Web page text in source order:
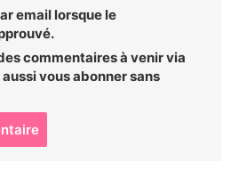
email lorsque le
commentaires à venir via
aussivous abonnersans